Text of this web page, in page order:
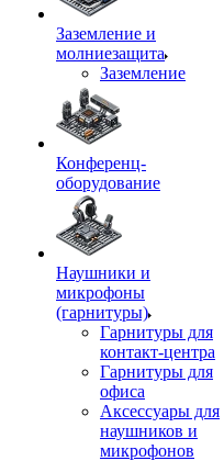
Заземление и
молниезащита
Заземление
Конференц-
оборудование
Наушники и
микрофоны
(гарнитуры)
Гарнитуры для
контакт-центра
Гарнитуры для
офиса
Аксессуары для
наушников и
микрофонов